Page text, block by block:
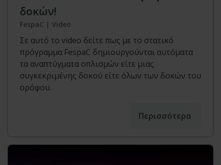
δοκών!
FespaC | Video
Σε αυτό το video δείτε πως με το στατικό
πρόγραμμα FespaC δημιουργούνται αυτόματα
τα αναπτύγματα οπλισμών είτε μιας
συγκεκριμένης δοκού είτε όλων των δοκών του
ορόφου.
Περισσότερα